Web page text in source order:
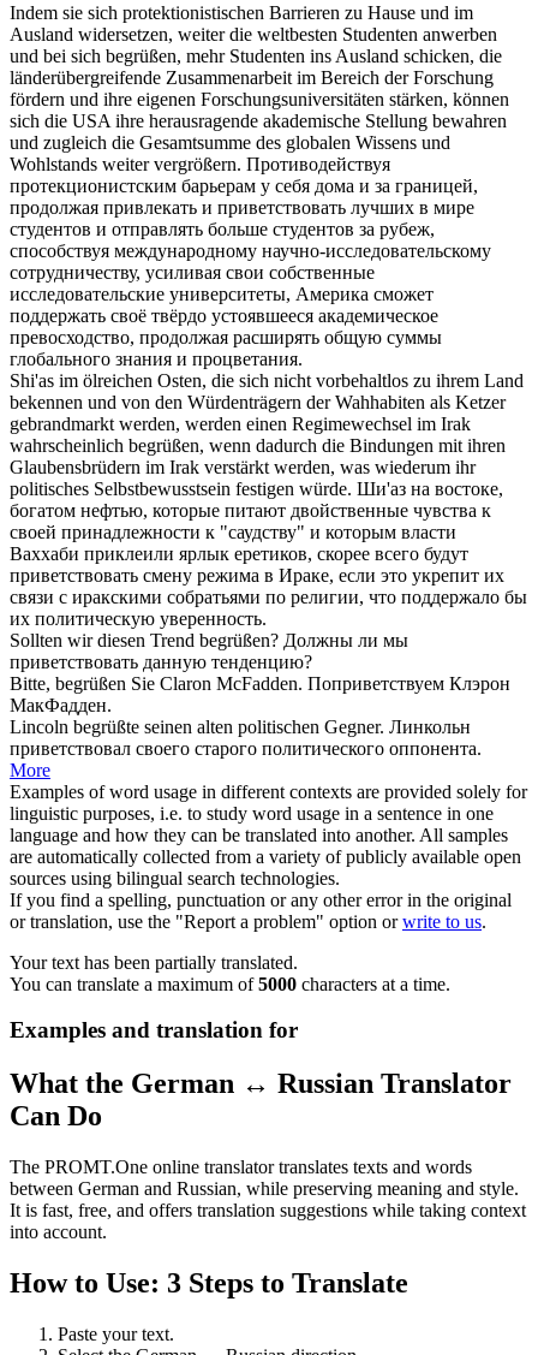
Indem sie sich protektionistischen Barrieren zu Hause und im
Ausland widersetzen, weiter die weltbesten Studenten anwerben
und bei sich begrüßen, mehr Studenten ins Ausland schicken, die
länderübergreifende Zusammenarbeit im Bereich der Forschung
fördern und ihre eigenen Forschungsuniversitäten stärken, können
sich die USA ihre herausragende akademische Stellung bewahren
und zugleich die Gesamtsumme des globalen Wissens und
Wohlstands weiter vergrößern. Противодействуя
протекционистским барьерам у себя дома и за границей,
продолжая привлекать и приветствовать лучших в мире
студентов и отправлять больше студентов за рубеж,
способствуя международному научно-исследовательскому
сотрудничеству, усиливая свои собственные
исследовательские университеты, Америка сможет
поддержать своё твёрдо устоявшееся академическое
превосходство, продолжая расширять общую суммы
глобального знания и процветания.
Shi'as im ölreichen Osten, die sich nicht vorbehaltlos zu ihrem Land
bekennen und von den Würdenträgern der Wahhabiten als Ketzer
gebrandmarkt werden, werden einen Regimewechsel im Irak
wahrscheinlich begrüßen, wenn dadurch die Bindungen mit ihren
Glaubensbrüdern im Irak verstärkt werden, was wiederum ihr
politisches Selbstbewusstsein festigen würde. Ши'аз на востоке,
богатом нефтью, которые питают двойственные чувства к
своей принадлежности к "саудству" и которым власти
Ваххаби приклеили ярлык еретиков, скорее всего будут
приветствовать смену режима в Ираке, если это укрепит их
связи с иракскими собратьями по религии, что поддержало бы
их политическую уверенность.
Sollten wir diesen Trend begrüßen? Должны ли мы
приветствовать данную тенденцию?
Bitte, begrüßen Sie Claron McFadden. Поприветствуем Клэрон
МакФадден.
Lincoln begrüßte seinen alten politischen Gegner. Линкольн
приветствовал своего старого политического оппонента.
More
Examples of word usage in different contexts are provided solely for
linguistic purposes, i.e. to study word usage in a sentence in one
language and how they can be translated into another. All samples
are automatically collected from a variety of publicly available open
sources using bilingual search technologies.
If you find a spelling, punctuation or any other error in the original
or translation, use the "Report a problem" option orwrite to us.
Your text has been partially translated.
You can translate a maximum of5000 characters at a time.
Examples and translation for
What the German ↔ Russian Translator
Can Do
The PROMT.One online translator translates texts and words
between German and Russian, while preserving meaning and style.
It is fast, free, and offers translation suggestions while taking context
into account.
How to Use: 3 Steps to Translate
Paste your text.